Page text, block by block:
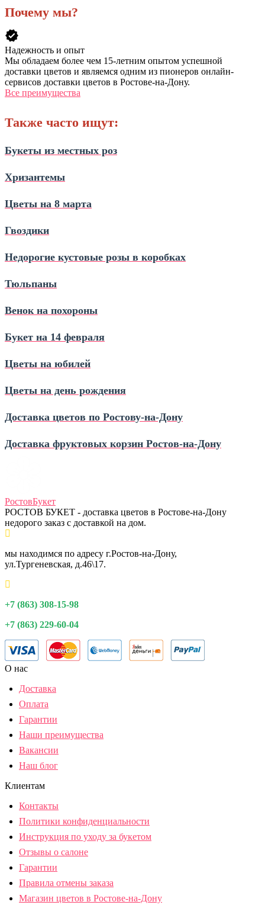
Почему мы?
verified
Надежность и опыт
Мы обладаем более чем 15-летним опытом успешной
доставки цветов и являемся одним из пионеров онлайн-
сервисов доставки цветов в Ростове-на-Дону.
Все преимущества
Также часто ищут:
Букеты из местных роз
Хризантемы
Цветы на 8 марта
Гвоздики
Недорогие кустовые розы в коробках
Тюльпаны
Венок на похороны
Букет на 14 февраля
Цветы на юбилей
Цветы на день рождения
Доставка цветов по Ростову‑на‑Дону
Доставка фруктовых корзин Ростов‑на‑Дону
РостовБукет
РОСТОВ БУКЕТ - доставка цветов в Ростове-на-Дону
недорого заказ с доставкой на дом.
мы находимся по адресу г.Ростов-на-Дону,
ул.Тургеневская, д.46\17.
+7 (863) 308-15-98
+7 (863) 229-60-04
О нас
Доставка
Оплата
Гарантии
Наши преимущества
Вакансии
Наш блог
Клиентам
Контакты
Политики конфиденциальности
Инструкция по уходу за букетом
Отзывы о салоне
Гарантии
Правила отмены заказа
Магазин цветов в Ростове-на-Дону